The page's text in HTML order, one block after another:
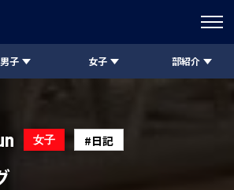
男子 女子 部紹介
女子 #日記